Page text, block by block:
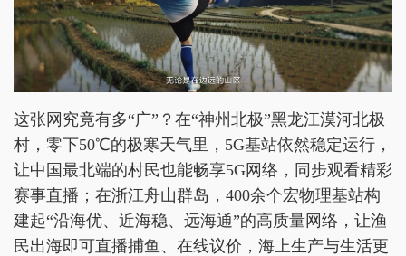
这张网究竟有多“广”？在“神州北极”黑龙江漠河北极
村，零下50℃的极寒天气里，5G基站依然稳定运行，
让中国最北端的村民也能畅享5G网络，同步观看精彩
赛事直播；在浙江舟山群岛，400余个宏物理基站构
建起“沿海优、近海稳、远海通”的高质量网络，让渔
民出海即可直播捕鱼、在线议价，海上生产与生活更